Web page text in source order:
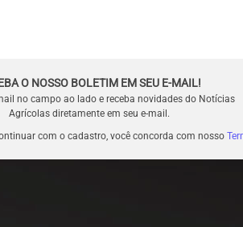
O NOSSO BOLETIM EM SEU E-MAIL!
no campo ao lado e receba novidades do Notícias
Agrícolas diretamente em seu e-mail.
com o cadastro, você concorda com nosso